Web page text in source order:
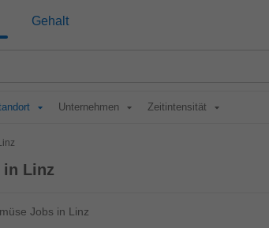
Gehalt
Unternehmen Zeitintensität
in Linz
Jobs in Linz